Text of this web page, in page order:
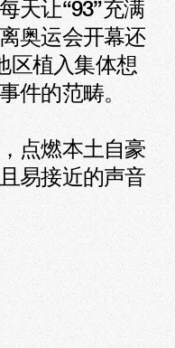
天让“93”充满
奥运会开幕还
区植入集体想
件的范畴。
点燃本土自豪
易接近的声音